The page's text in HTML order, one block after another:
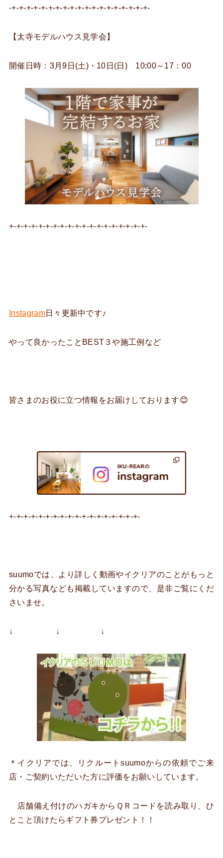
-+-+-+-+-+-+-+-+-+-+-+-+-+-+-+-+-+-+-+-
【太寺モデルハウス見学会】
開催日時：3月9日(土)・10日(日) 10:00～17：00
+-+-+-+-+-+-+-+-+-+-+-+-+-+-+-+-+-+-+-
Instagram日々更新中です♪
やって良かったことBEST３や施工例など
皆さまのお役に立つ情報をお届けしております😊
+-+-+-+-+-+-+-+-+-+-+-+-+-+-+-+-+-+-
suumoでは、より詳しく動画やイクリアのことがもっと
分かる写真なども掲載していますので、是非ご覧にくだ
さいませ。
↓ ↓ ↓
＊イクリアでは、リクルートsuumoからの依頼でご来
店・ご契約いただいた方に評価をお願いしています。
店舗備え付けのハガキからＱＲコードを読み取り、ひ
とこと頂けたらギフト券プレゼント！！